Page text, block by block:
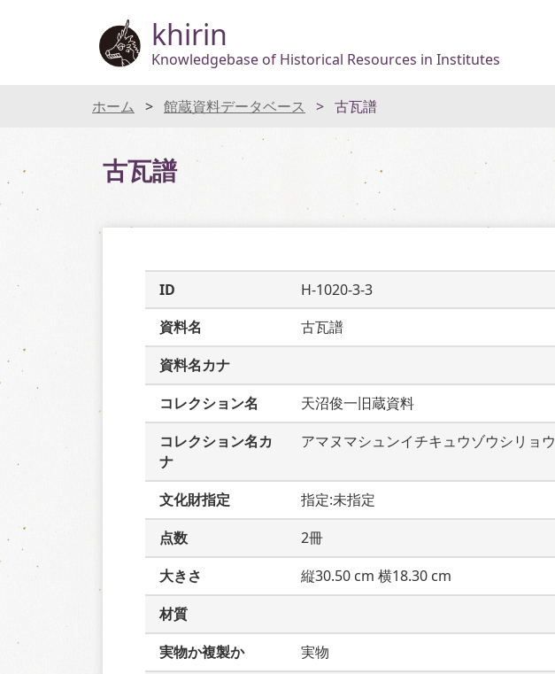
khirin
Knowledgebase of Historical Resources in Institutes
ホーム 館蔵資料データベース 古瓦譜
古瓦譜
ID
H-1020-3-3
資料名
古瓦譜
資料名カナ
コレクション名
天沼俊一旧蔵資料
コレクション名カ
ナ
アマヌマシュンイチキュウゾウシリョウ
文化財指定
指定:未指定
点数
2冊
大きさ
縦30.50 cm 横18.30 cm
材質
実物か複製か
実物